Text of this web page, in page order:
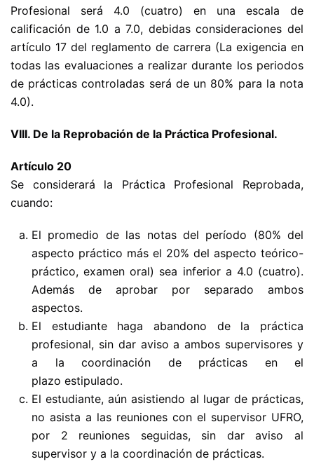
Profesional será 4.0 (cuatro) en una escala de
calificación de 1.0 a 7.0, debidas consideraciones del
artículo 17 del reglamento de carrera (La exigencia en
todas las evaluaciones a realizar durante los periodos
de prácticas controladas será de un 80% para la nota
4.0).
VIII. De la Reprobación de la Práctica Profesional.
Artículo 20
Se considerará la Práctica Profesional Reprobada,
cuando:
El promedio de las notas del período (80% del
aspecto práctico más el 20% del aspecto teórico-
práctico, examen oral) sea inferior a 4.0 (cuatro).
Además de aprobar por separado ambos
aspectos.
El estudiante haga abandono de la práctica
profesional, sin dar aviso a ambos supervisores y
a la coordinación de prácticas en el
plazo estipulado.
El estudiante, aún asistiendo al lugar de prácticas,
no asista a las reuniones con el supervisor UFRO,
por 2 reuniones seguidas, sin dar aviso al
supervisor y a la coordinación de prácticas.